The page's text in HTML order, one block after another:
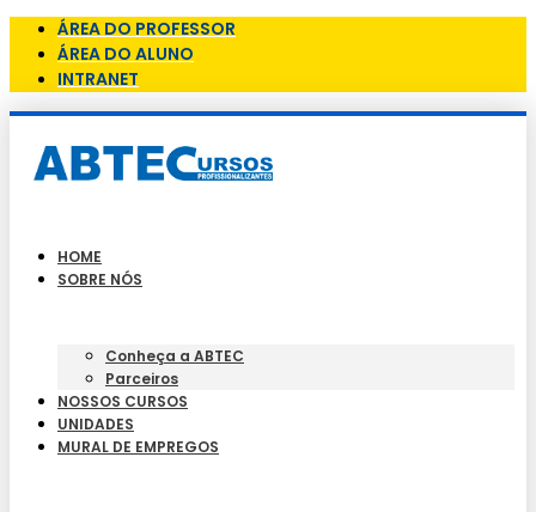
ÁREA DO PROFESSOR
ÁREA DO ALUNO
INTRANET
HOME
SOBRE NÓS
Conheça a ABTEC
Parceiros
NOSSOS CURSOS
UNIDADES
MURAL DE EMPREGOS